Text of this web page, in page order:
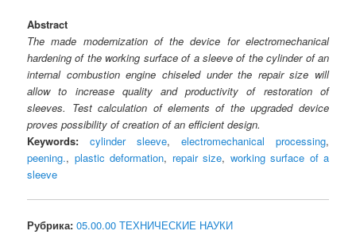
Abstract
The made modernization of the device for electromechanical
hardening of the working surface of a sleeve of the cylinder of an
internal combustion engine chiseled under the repair size will
allow to increase quality and productivity of restoration of
sleeves. Test calculation of elements of the upgraded device
proves possibility of creation of an efficient design.
Keywords:
cylinder sleeve, electromechanical processing,
peening., plastic deformation, repair size, working surface of a
sleeve
Рубрика: 05.00.00 ТЕХНИЧЕСКИЕ НАУКИ